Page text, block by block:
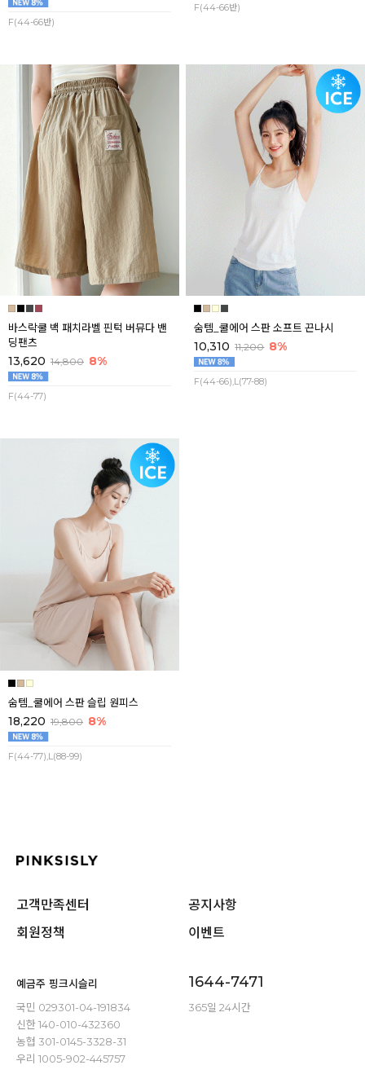
F(44-66반)
F(44-66반)
바스락쿨 백 패치라벨 핀턱 버뮤다 밴
딩팬츠
13,620 14,800 8%
F(44-77)
숨템_쿨에어 스판 소프트 끈나시
10,310 11,200 8%
F(44-66),L(77-88)
숨템_쿨에어 스판 슬립 원피스
18,220 19,800 8%
F(44-77),L(88-99)
고객만족센터
공지사항
회원정책
이벤트
예금주 핑크시슬리
국민 029301-04-191834
신한 140-010-432360
농협 301-0145-3328-31
우리 1005-902-445757
1644-7471
365일 24시간